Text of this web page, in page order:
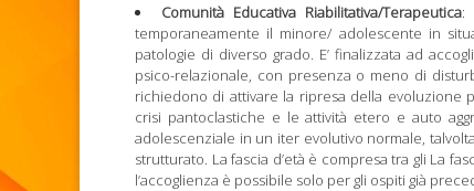
Comunità Educativa Riabilitativa/Terapeutica:
temporaneamente il minore/ adolescente in
patologie di diverso grado. E’ finalizzata ad
psico-relazionale, con presenza o meno di
richiedono di attivare la ripresa della evoluzione
crisi pantoclastiche e le attività etero e auto
adolescenziale in un iter evolutivo normale,
strutturato. La fascia d’età è compresa tra gli La
l’accoglienza è possibile solo per gli ospiti già